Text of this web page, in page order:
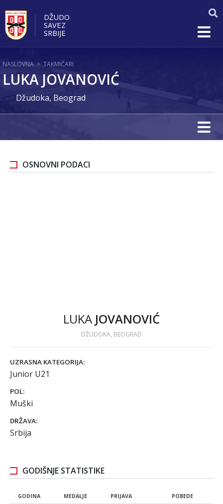
DŽUDO
SAVEZ
SRBIJE
NASLOVNA > TAKMIČARI
LUKA JOVANOVIĆ
Džudoka, Beograd
OSNOVNI PODACI
LUKA JOVANOVIĆ
DŽUDOKA, BEOGRAD
UZRASNA KATEGORIJA:
Junior U21
POL:
Muški
DRŽAVA:
Srbija
GODIŠNJE STATISTIKE
GODINA MEDALJE PRIJAVA POBEDE